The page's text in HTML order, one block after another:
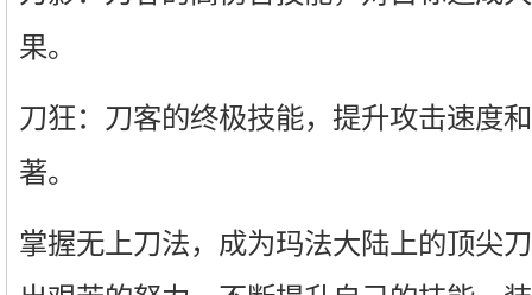
果。
刀狂：刀客的终极技能，提升攻击速度
著。
掌握无上刀法，成为玛法大陆上的顶尖